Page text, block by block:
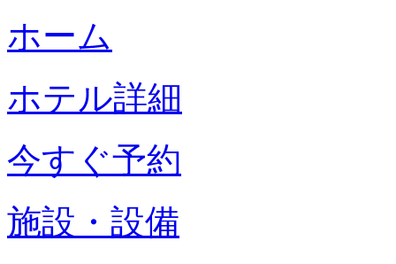
ホーム
ホテル詳細
今すぐ予約
施設・設備